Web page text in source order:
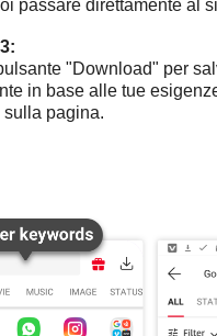
passare direttamente al
"Download" per
in base alle tue
pagina.